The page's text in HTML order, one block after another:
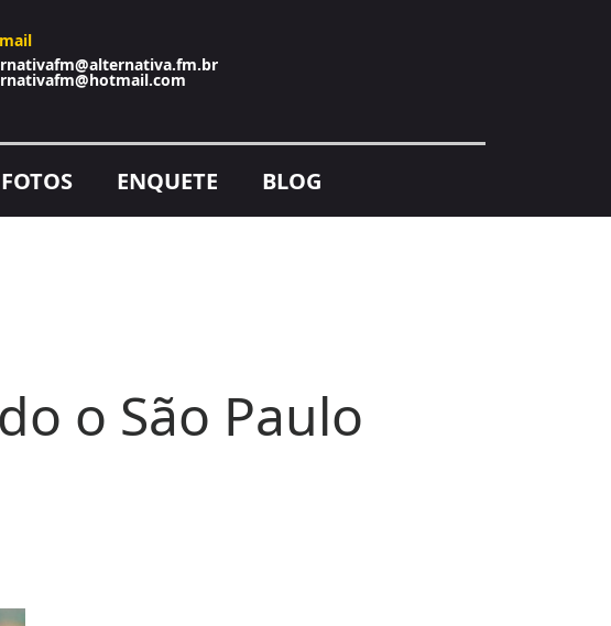
FOTOS ENQUETE BLOG
o São Paulo